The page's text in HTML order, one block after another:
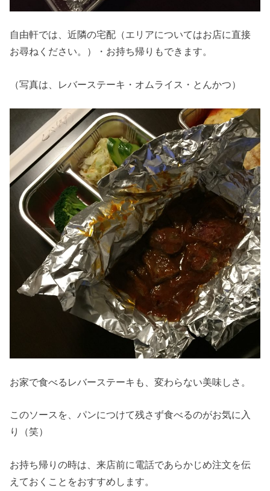
自由軒では、近隣の宅配（エリアについてはお店に直接
お尋ねください。）・お持ち帰りもできます。
（写真は、レバーステーキ・オムライス・とんかつ）
お家で食べるレバーステーキも、変わらない美味しさ。
このソースを、パンにつけて残さず食べるのがお気に入
り（笑）
お持ち帰りの時は、来店前に電話であらかじめ注文を伝
えておくことをおすすめします。